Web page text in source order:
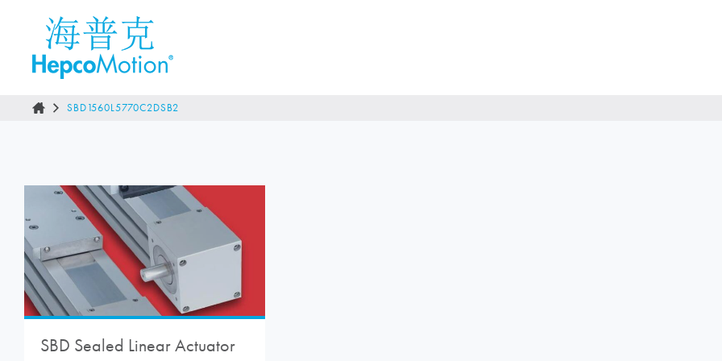
SBD1560L5770C2DSB2
SBD Sealed Linear Actuator